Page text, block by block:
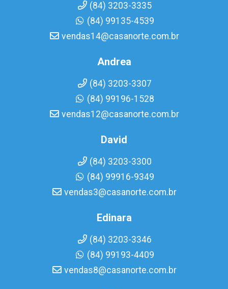
(84) 3203-3335
(84) 99135-4539
vendas14@casanorte.com.br
Andrea
(84) 3203-3307
(84) 99196-1528
vendas12@casanorte.com.br
David
(84) 3203-3300
(84) 99916-9349
vendas3@casanorte.com.br
Edinara
(84) 3203-3346
(84) 99193-4409
vendas8@casanorte.com.br